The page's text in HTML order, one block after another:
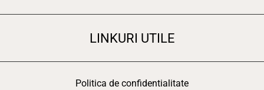
LINKURI UTILE
Politica de confidentialitate